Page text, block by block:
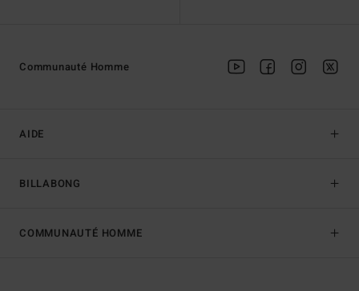
AIDE
BILLABONG
Communauté Homme
COMMUNAUTÉ HOMME